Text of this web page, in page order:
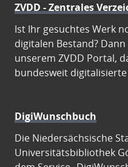
ZVDD - Zentrales
Ist Ihr gesuchtes Werk
digitalen Bestand?
unserem ZVDD Portal,
bundesweit
DigiWunschbuch
Die Niedersächsische
Universitätsbibliothek